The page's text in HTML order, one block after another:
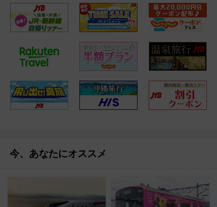
今、あなたにオススメ